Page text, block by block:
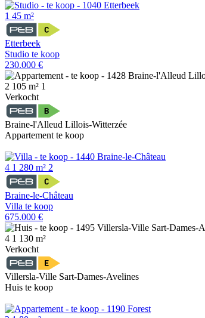
1 45 m²
Etterbeek
Studio te koop
230.000 €
2 105 m² 1
Verkocht
Braine-l'Alleud Lillois-Witterzée
Appartement te koop
4 1 280 m² 2
Braine-le-Château
Villa te koop
675.000 €
4 1 130 m²
Verkocht
Villersla-Ville Sart-Dames-Avelines
Huis te koop